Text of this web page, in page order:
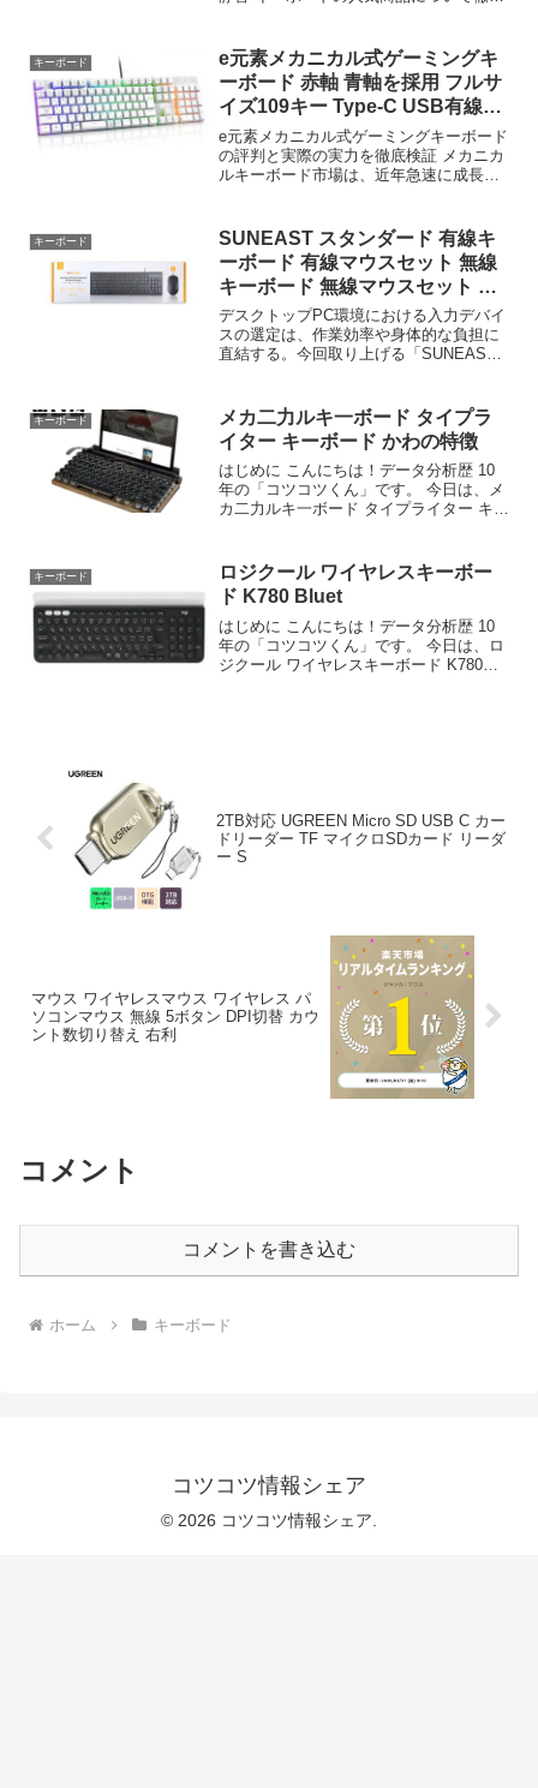
ない」という方、必見です！ この記事で
は、...
キーボード
e元素メカニカル式ゲーミングキ
ーボード 赤軸 青軸を採用 フルサ
イズ109キー Type-C USB有線接
続
e元素メカニカル式ゲーミングキーボード
の評判と実際の実力を徹底検証 メカニカ
ルキーボード市場は、近年急速に成長を
方式キーボードと比較すると、打鍵感和
いがメカニカルスイ...
キーボード
SUNEAST スタンダード 有線キ
ーボード 有線マウスセット 無線
キーボード 無線マウスセット キ
ー配列10
デスクトップPC環境における入力デバイ
スの選定は、作業効率や身体的な負担に
直結する。今回取り上げる「SUNEAST
キー配列108 キーピッチ19mm 静音設...
キーボード
メカ二力ルキ一ボード タイプラ
イター キーボード かわの特徴
はじめに こんにちは！データ分析歴 10
年の「コツコツくん」です。 今日は、メ
カ二力ルキ一ボード タイプライター キー
タイプライター キーボード かわい...
キーボード
ロジクール ワイヤレスキーボー
ド K780 Bluet
はじめに こんにちは！データ分析歴 10
年の「コツコツくん」です。 今日は、ロ
ジクール ワイヤレスキーボード K780
2TB対応 UGREEN Micro SD USB C カー
ドリーダー TF マイクロSDカード リーダ
ー S
マウス ワイヤレスマウス ワイヤレス パ
ソコンマウス 無線 5ボタン DPI切替 カウ
ント数切り替え 右利
コメント
コメントを書き込む
ホーム キーボード
コツコツ情報シェア
© 2026 コツコツ情報シェア.